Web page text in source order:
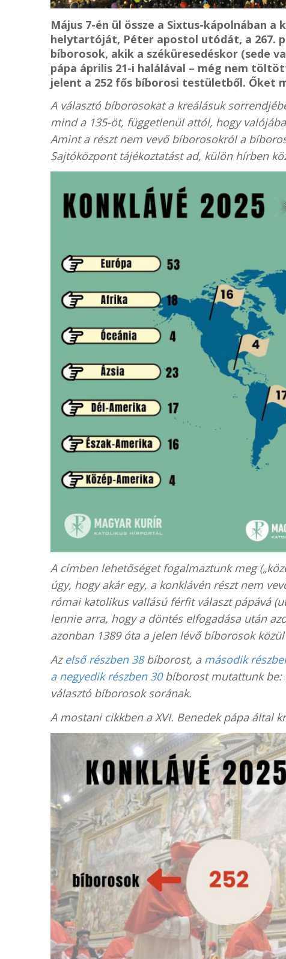
Május 7-én ül össze a Sixtus-kápolnában
helytartóját, Péter apostol utódát, a 267.
bíborosok, akik a széküresedéskor (sede
pápa április 21-i halálával – még nem
jelent a 252 fős bíborosi testületből. Őket
A választó bíborosokat a kreálásuk
mind a 135-öt, függetlenül attól, hogy
Amint a részt nem vevő bíborosokról a
Sajtóközpont tájékoztatást ad, külön hírben
A címben lehetőséget fogalmaztunk meg
úgy, hogy akár egy, a konklávén részt nem
római katolikus vallású férfit választ pápává
lennie arra, hogy a döntés elfogadása után
azonban 1389 óta a jelen lévő bíborosok
Az első részben 38bíborost, a második
a negyedik részben 30bíborost mutattunk be:
választó bíborosok sorának.
A mostani cikkben a XVI. Benedek pápa által